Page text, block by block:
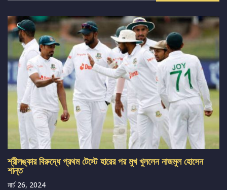
শ্রীলঙ্কার বিরুদ্ধে প্রথম টেস্টে হারের পর মুখ খুললেন নাজমুল হোসেন
শান্ত
মার্চ 26, 2024